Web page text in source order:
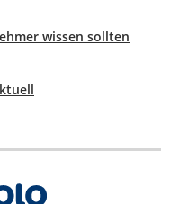
wissen sollten